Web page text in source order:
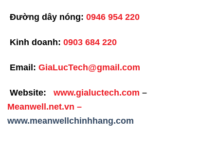
Đường dây nóng: 0946 954 220
Kinh doanh: 0903 684 220
Email: GiaLucTech@gmail.com
Website: www.gialuctech.com –
Meanwell.net.vn –
www.meanwellchinhhang.com